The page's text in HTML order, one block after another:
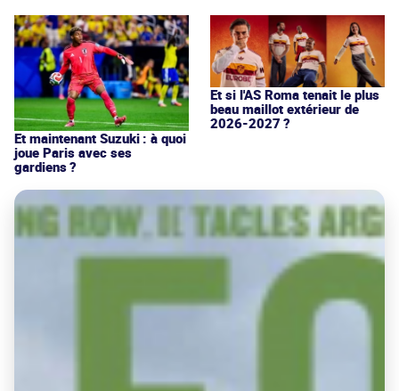
Et maintenant Suzuki : à quoi
joue Paris avec ses
gardiens ?
Et si l'AS Roma tenait le plus
beau maillot extérieur de
2026-2027 ?